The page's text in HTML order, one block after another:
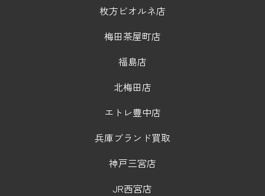
枚方ビオルネ店
梅田茶屋町店
福島店
北梅田店
エトレ豊中店
兵庫ブランド買取
神戸三宮店
JR西宮店